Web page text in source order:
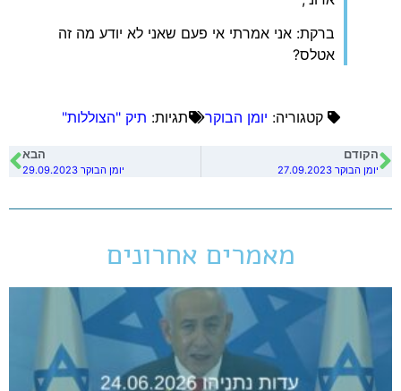
ברקת: אני אמרתי אי פעם שאני לא יודע מה זה
אטלס?
קטגוריה: יומן הבוקר תגיות: תיק "הצוללות"
הקודם
יומן הבוקר 27.09.2023
הבא
יומן הבוקר 29.09.2023
מאמרים אחרונים